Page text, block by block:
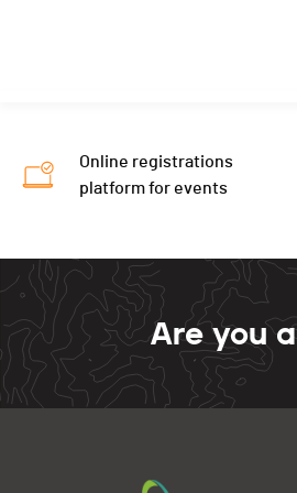
Online registrations
platform for events
Are you